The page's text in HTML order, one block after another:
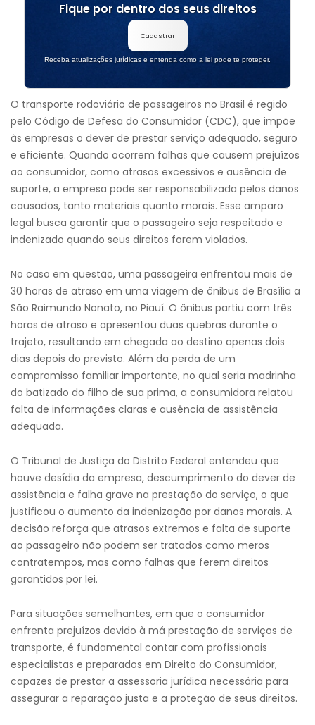
Fique por dentro dos seus direitos
Cadastrar
Receba atualizações jurídicas e entenda como a lei pode te proteger.
O transporte rodoviário de passageiros no Brasil é regido
pelo Código de Defesa do Consumidor (CDC), que impõe
às empresas o dever de prestar serviço adequado, seguro
e eficiente. Quando ocorrem falhas que causem prejuízos
ao consumidor, como atrasos excessivos e ausência de
suporte, a empresa pode ser responsabilizada pelos danos
causados, tanto materiais quanto morais. Esse amparo
legal busca garantir que o passageiro seja respeitado e
indenizado quando seus direitos forem violados.
No caso em questão, uma passageira enfrentou mais de
30 horas de atraso em uma viagem de ônibus de Brasília a
São Raimundo Nonato, no Piauí. O ônibus partiu com três
horas de atraso e apresentou duas quebras durante o
trajeto, resultando em chegada ao destino apenas dois
dias depois do previsto. Além da perda de um
compromisso familiar importante, no qual seria madrinha
do batizado do filho de sua prima, a consumidora relatou
falta de informações claras e ausência de assistência
adequada.
O Tribunal de Justiça do Distrito Federal entendeu que
houve desídia da empresa, descumprimento do dever de
assistência e falha grave na prestação do serviço, o que
justificou o aumento da indenização por danos morais. A
decisão reforça que atrasos extremos e falta de suporte
ao passageiro não podem ser tratados como meros
contratempos, mas como falhas que ferem direitos
garantidos por lei.
Para situações semelhantes, em que o consumidor
enfrenta prejuízos devido à má prestação de serviços de
transporte, é fundamental contar com profissionais
especialistas e preparados em Direito do Consumidor,
capazes de prestar a assessoria jurídica necessária para
assegurar a reparação justa e a proteção de seus direitos.